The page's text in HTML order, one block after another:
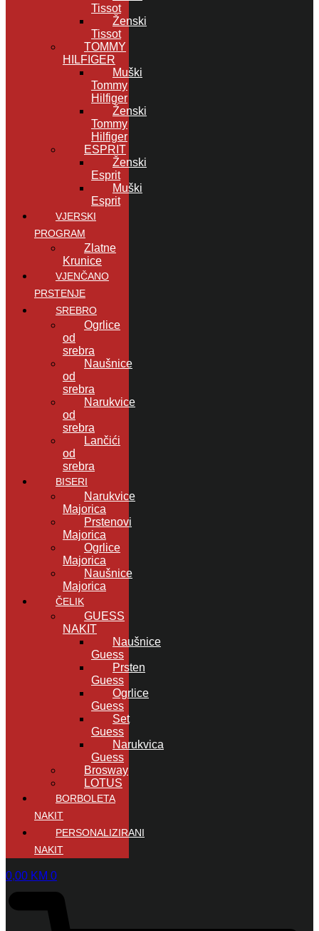
Tissot
Ženski
Tissot
TOMMY
HILFIGER
Muški
Tommy
Hilfiger
Ženski
Tommy
Hilfiger
ESPRIT
Ženski
Esprit
Muški
Esprit
VJERSKI
PROGRAM
Zlatne
Krunice
VJENČANO
PRSTENJE
SREBRO
Ogrlice
od
srebra
Naušnice
od
srebra
Narukvice
od
srebra
Lančići
od
srebra
BISERI
Narukvice
Majorica
Prstenovi
Majorica
Ogrlice
Majorica
Naušnice
Majorica
ČELIK
GUESS
NAKIT
Naušnice
Guess
Prsten
Guess
Ogrlice
Guess
Set
Guess
Narukvica
Guess
Brosway
LOTUS
BORBOLETA
NAKIT
PERSONALIZIRANI
NAKIT
0,00 KM 0